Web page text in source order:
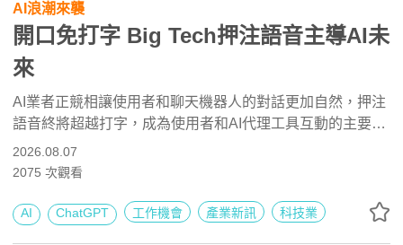
AI浪潮來襲
開口免打字 Big Tech押注語音主導AI未
來
AI業者正競相讓使用者和聊天機器人的對話更加自然，押注
語音終將超越打字，成為使用者和AI代理工具互動的主要方
式。
2026.08.07
2075 次觀看
AI ChatGPT 工作機會 產業新訊 科技業